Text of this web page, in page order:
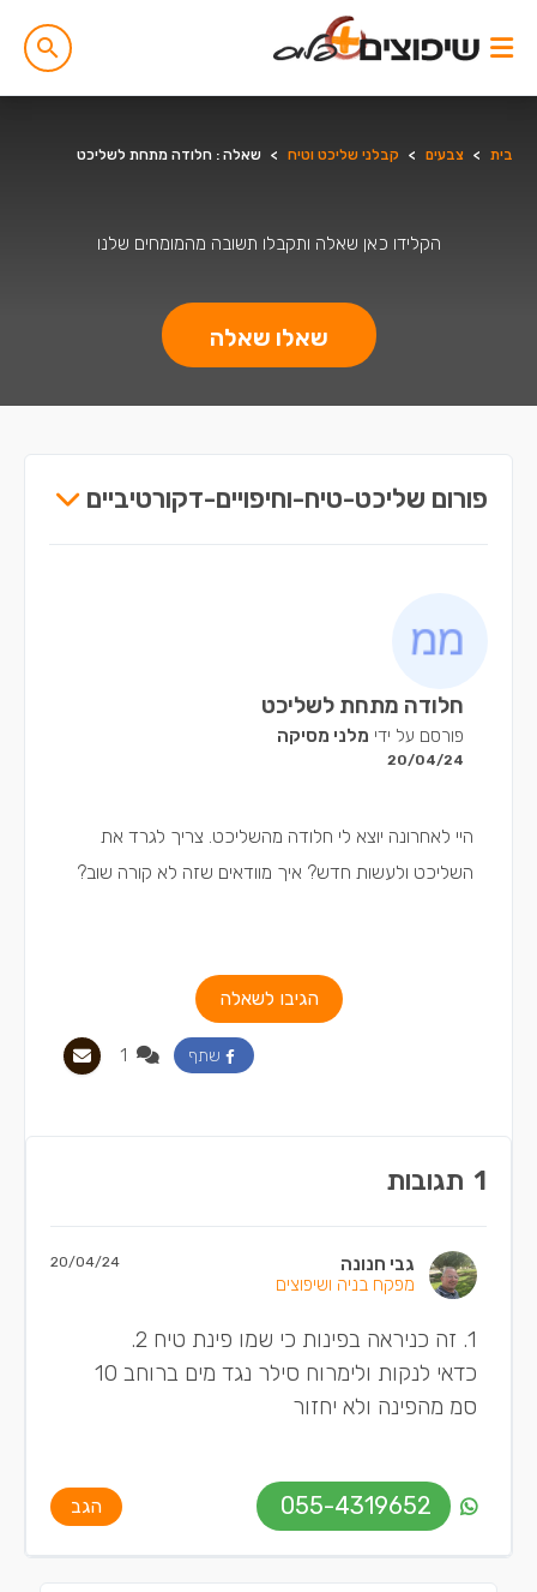
בית > צבעים > קבלני שליכט וטיח > שאלה : חלודה מתחת לשליכט
הקלידו כאן שאלה ותקבלו תשובה מהמומחים שלנו
שאלו שאלה
פורום שליכט-טיח-וחיפויים-דקורטיביים
חלודה מתחת לשליכט
פורסם על ידי מלני מסיקה
20/04/24
היי לאחרונה יוצא לי חלודה מהשליכט. צריך לגרד את
השליכט ולעשות חדש? איך מוודאים שזה לא קורה שוב?
הגיבו לשאלה
שתף
1 תגובות
גבי חנונה
מפקח בניה ושיפוצים
20/04/24
1. זה כניראה בפינות כי שמו פינת טיח 2.
כדאי לנקות ולימרוח סילר נגד מים ברוחב 10
סמ מהפינה ולא יחזור
055-4319652 הגב